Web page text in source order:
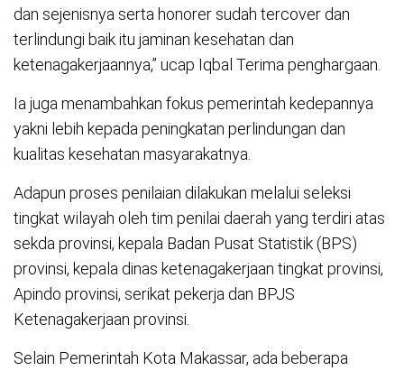
dan sejenisnya serta honorer sudah tercover dan
terlindungi baik itu jaminan kesehatan dan
ketenagakerjaannya,” ucap Iqbal Terima penghargaan.
Ia juga menambahkan fokus pemerintah kedepannya
yakni lebih kepada peningkatan perlindungan dan
kualitas kesehatan masyarakatnya.
Adapun proses penilaian dilakukan melalui seleksi
tingkat wilayah oleh tim penilai daerah yang terdiri atas
sekda provinsi, kepala Badan Pusat Statistik (BPS)
provinsi, kepala dinas ketenagakerjaan tingkat provinsi,
Apindo provinsi, serikat pekerja dan BPJS
Ketenagakerjaan provinsi.
Selain Pemerintah Kota Makassar, ada beberapa